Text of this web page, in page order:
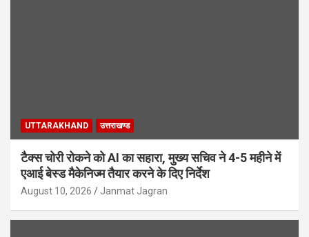
UTTARAKHAND उत्तराखण्ड
टैक्स चोरी रोकने को AI का सहारा, मुख्य सचिव ने 4-5 महीने में
एआई बेस्ड मैकेनिज्म तैयार करने के दिए निर्देश
August 10, 2026 Janmat Jagran